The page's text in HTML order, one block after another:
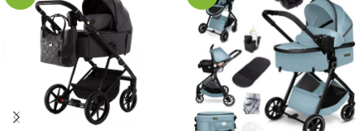
cauti sau sa-ti amintesti nimic. Cu o singura miscare, poti regla
inaltimea in 3 pozitii – oferindu-i micutului tau conditiile perfecte
pentru somn si plimbari.
Roti Infinergy® – moi si confortabile pe orice teren
Noile roti usoare din spuma de la BASF absorb socurile mai bine ca